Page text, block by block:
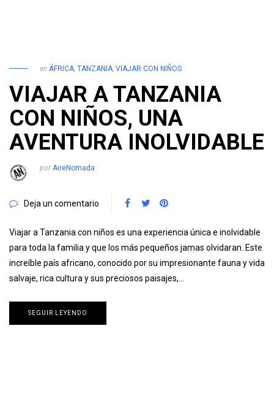
en ÁFRICA TANZANIA VIAJAR CON NIÑOS
VIAJAR A TANZANIA
CON NIÑOS, UNA
AVENTURA INOLVIDABLE
por AireNomada
Deja un comentario
Viajar a Tanzania con niños es una experiencia única e inolvidable
para toda la familia y que los más pequeños jamas olvidaran. Este
increíble país africano, conocido por su impresionante fauna y vida
salvaje, rica cultura y sus preciosos paisajes,…
SEGUIR LEYENDO